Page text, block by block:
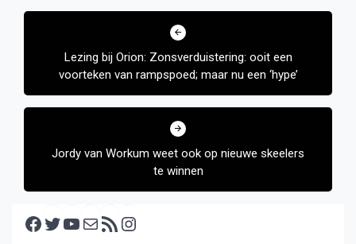
Bericht
Lezing bij Orion: Zonsverduistering: ooit een
voorteken van rampspoed; maar nu een ‘hype’
Jordy van Workum weet ook op nieuwe skeelers
te winnen
Facebook Twitter YouTube E-mail RSS feed